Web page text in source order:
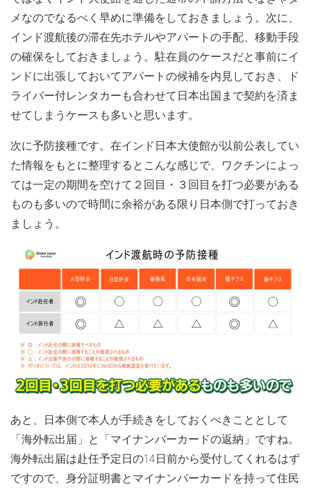
メなのでなるべく早めに準備をしておきましょう。次に、
インド渡航後の滞在先ホテルやアパートの手配、移動手段
の確保をしておきましょう。駐在員のケースだと事前にイ
ンドに出張しておいてアパートの候補を内見しておき、ド
ライバー付レンタカーも合わせて日本出国まで契約を済ま
せてしまうケースも多いと思います。
次に予防接種です。在インド日本大使館が以前公表してい
た情報をもとに整理するとこんな感じで、ワクチンによっ
ては一定の期間を空けて２回目・３回目を打つ必要がある
ものも多いので時間に余裕がある限り日本側で打っておき
ましょう。
あと、日本側で本人が手続きをしておくべきこととして
「海外転出届」と「マイナンバーカードの返納」ですね。
海外転出届は赴任予定日の14日前から受付してくれるはず
ですので、身分証明書とマイナンバーカードを持って住民